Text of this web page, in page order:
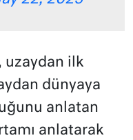
uzaydan ilk
dünyaya
anlatan
anlatarak